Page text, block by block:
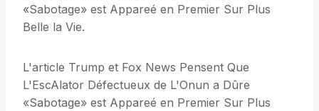
«Sabotage» est Appareé en Premier Sur Plus
Belle la Vie.
L'article Trump et Fox News Pensent Que
L'EscAlator Défectueux de L'Onun a Dûre
«Sabotage» est Appareé en Premier Sur Plus